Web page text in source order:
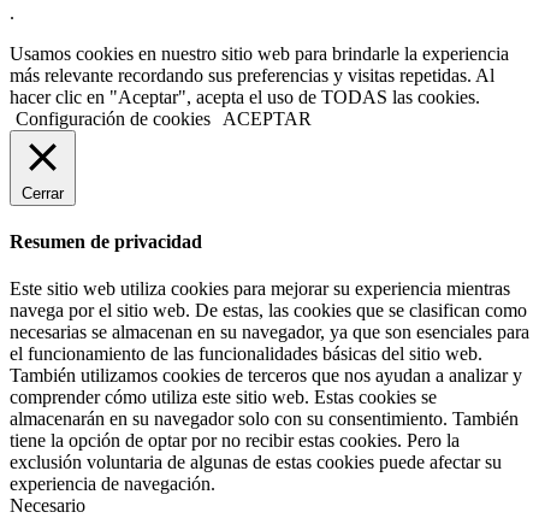
.
Usamos cookies en nuestro sitio web para brindarle la experiencia
más relevante recordando sus preferencias y visitas repetidas. Al
hacer clic en "Aceptar", acepta el uso de TODAS las cookies.
Configuración de cookies
ACEPTAR
Cerrar
Resumen de privacidad
Este sitio web utiliza cookies para mejorar su experiencia mientras
navega por el sitio web. De estas, las cookies que se clasifican como
necesarias se almacenan en su navegador, ya que son esenciales para
el funcionamiento de las funcionalidades básicas del sitio web.
También utilizamos cookies de terceros que nos ayudan a analizar y
comprender cómo utiliza este sitio web. Estas cookies se
almacenarán en su navegador solo con su consentimiento. También
tiene la opción de optar por no recibir estas cookies. Pero la
exclusión voluntaria de algunas de estas cookies puede afectar su
experiencia de navegación.
Necesario